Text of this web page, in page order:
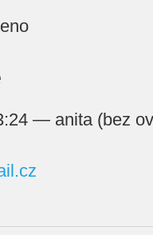
— anita (bez